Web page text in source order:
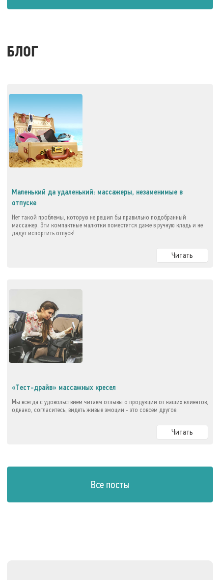
БЛОГ
Маленький да удаленький: массажеры, незаменимые в
отпуске
Нет такой проблемы, которую не решил бы правильно подобранный
массажер. Эти компактные малютки поместятся даже в ручную кладь и не
дадут испортить отпуск!
Читать
«Тест-драйв» массажных кресел
Мы всегда с удовольствием читаем отзывы о продукции от наших клиентов,
однако, согласитесь, видеть живые эмоции - это совсем другое.
Читать
Все посты